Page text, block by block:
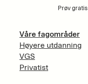
Prøv gratis
Våre fagområder
Høyere utdanning
VGS
Privatist